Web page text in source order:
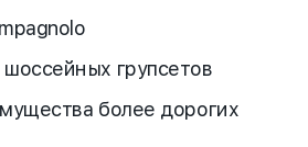
групсетов
более дорогих